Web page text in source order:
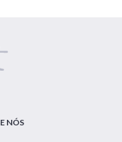
NÓS